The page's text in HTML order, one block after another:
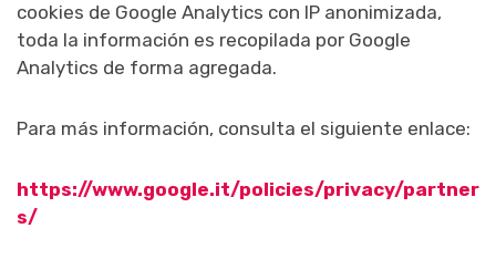
cookies de Google Analytics con IP anonimizada,
toda la información es recopilada por Google
Analytics de forma agregada.
Para más información, consulta el siguiente enlace:
https://www.google.it/policies/privacy/partner
s/